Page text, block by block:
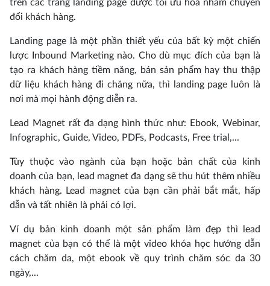
trên các trang landing page được tối ưu hóa nhằm chuyển
đổi khách hàng.
Landing page là một phần thiết yếu của bất kỳ một chiến
lược Inbound Marketing nào. Cho dù mục đích của bạn là
tạo ra khách hàng tiềm năng, bán sản phẩm hay thu thập
dữ liệu khách hàng đi chăng nữa, thì landing page luôn là
nơi mà mọi hành động diễn ra.
Lead Magnet rất đa dạng hình thức như: Ebook, Webinar,
Infographic, Guide, Video, PDFs, Podcasts, Free trial,...
Tùy thuộc vào ngành của bạn hoặc bản chất của kinh
doanh của bạn, lead magnet đa dạng sẽ thu hút thêm nhiều
khách hàng. Lead magnet của bạn cần phải bắt mắt, hấp
dẫn và tất nhiên là phải có lợi.
Ví dụ bản kinh doanh một sản phẩm làm đẹp thì lead
magnet của bạn có thể là một video khóa học hướng dẫn
cách chăm da, một ebook về quy trình chăm sóc da 30
ngày,...